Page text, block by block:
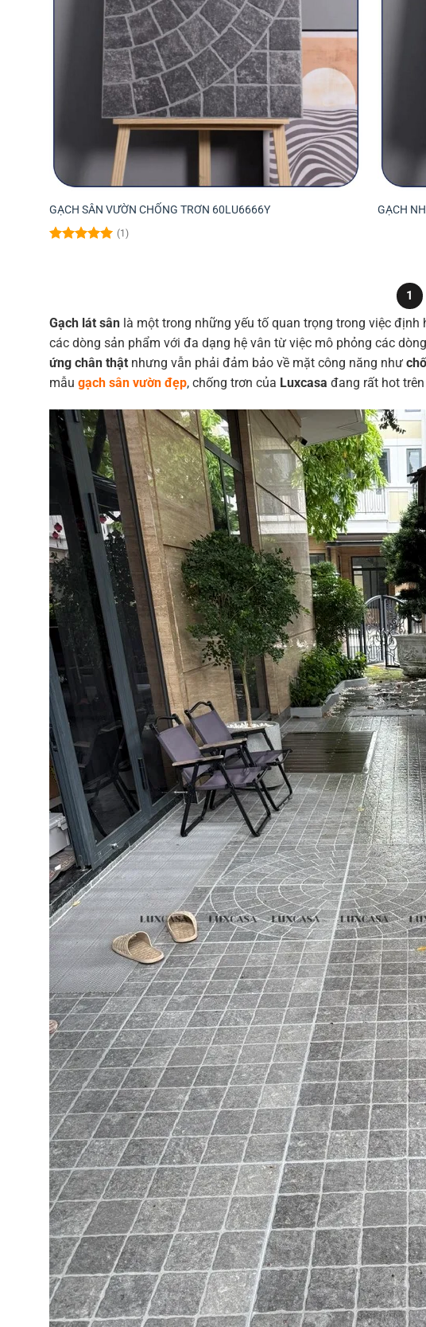
GẠCH SÂN VƯỜN CHỐNG TRƠN 60LU6666Y
(1)
GẠCH
1
Gạch lát sân là một trong những yếu tố quan trọng trong việc
các dòng sản phẩm với đa dạng hệ vân từ việc mô phỏng các
ứng chân thật nhưng vẫn phải đảm bảo về mặt công năng như
mẫu gạch sân vườn đẹp, chống trơn của Luxcasa đang rất hot